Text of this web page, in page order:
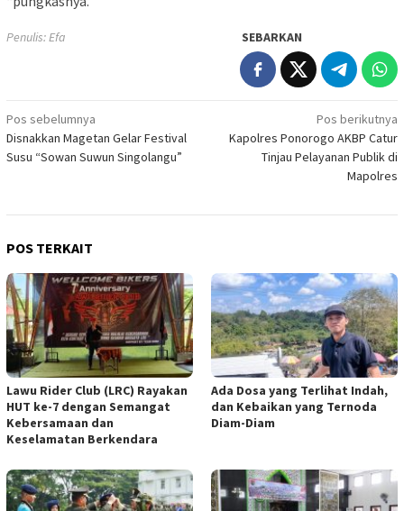
Penulis: Efa SEBARKAN
Navigasi
pos
Pos sebelumnya
Disnakkan Magetan Gelar Festival
Susu “Sowan Suwun Singolangu”
Pos berikutnya
Kapolres Ponorogo AKBP Catur
Tinjau Pelayanan Publik di
Mapolres
POS TERKAIT
Lawu Rider Club (LRC) Rayakan
HUT ke-7 dengan Semangat
Kebersamaan dan
Keselamatan Berkendara
Ada Dosa yang Terlihat Indah,
dan Kebaikan yang Ternoda
Diam-Diam